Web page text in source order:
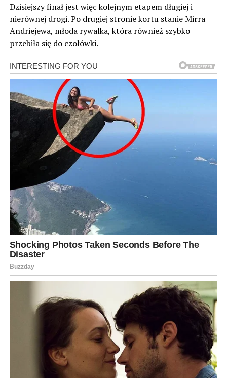
Dzisiejszy finał jest więc kolejnym etapem długiej i
nierównej drogi. Po drugiej stronie kortu stanie Mirra
Andriejewa, młoda rywalka, która również szybko
przebiła się do czołówki.